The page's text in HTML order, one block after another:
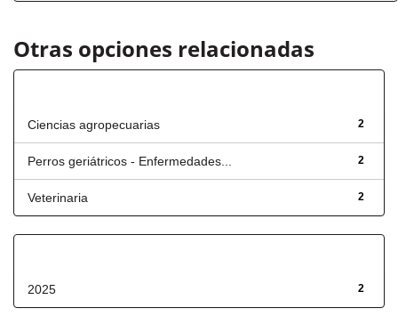
Otras opciones relacionadas
2
Ciencias agropecuarias
2
Perros geriátricos - Enfermedades...
2
Veterinaria
2
2025